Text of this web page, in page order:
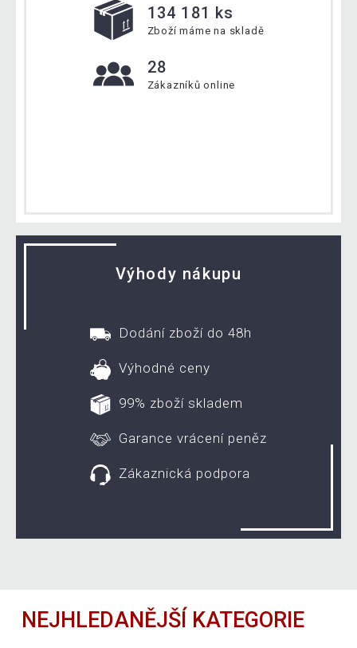
134 181 ks
Zboží máme na skladě
28
Zákazníků online
Výhody nákupu
Dodání zboží do 48h
Výhodné ceny
99% zboží skladem
Garance vrácení peněz
Zákaznická podpora
NEJHLEDANĚJŠÍ KATEGORIE